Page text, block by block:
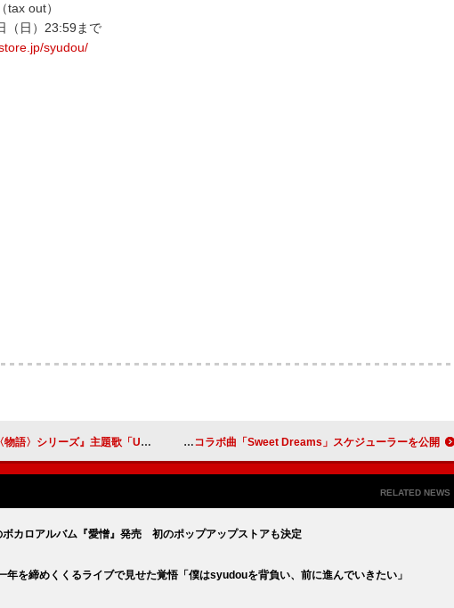
tax out）
（日）23:59まで
syudou/
ズ』主題歌「UNDEAD」英語版のMV公開 J-HOPE、ミゲルとのコラボ曲「Sweet Dreams」スケジューラーを公開
RELATED NEWS
カロアルバム『愛憎』発売 初のポップアップストアも決定
年を締めくくるライブで見せた覚悟「僕はsyudouを背負い、前に進んでいきたい」